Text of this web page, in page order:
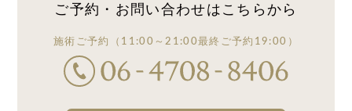
ご予約・お問い合わせはこちらから
施術ご予約 （11:00～21:00最終ご予約19:00）